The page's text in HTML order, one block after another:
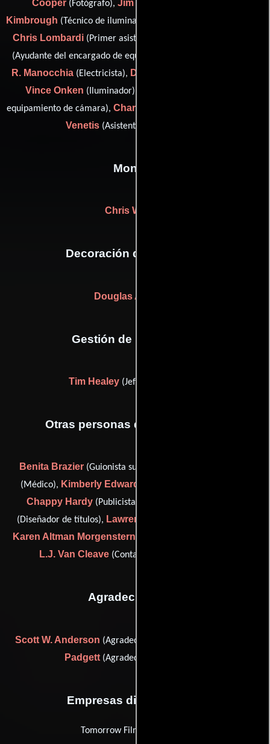
Cooper (Fotógrafo), Jim Grce
Kimbrough (Técnico de iluminación),
Chris Lombardi(Primer asistente de cámara),
(Ayudante del encargado de equipamientos de cámara),
R. Manocchia(Electricista), David W. Nims
Vince Onken (Iluminador),
equipamiento de cámara), Charles Smith
Venetis (Asistente de electricidad)
Montaje
Chris Wimble
Decoración de escenario
Douglas A. Mowat
Gestión de producción
Tim Healey (Jefe de producción)
Otras personas que participaron
Benita Brazier(Guionista supervisor),
(Médico), Kimberly Edwards
Chappy Hardy(Publicista de unidad),
(Diseñador de títulos), Lawrence Miller
Karen Altman Morgenstern
L.J. Van Cleave (Contador de post-producción)
Agradecimientos
Scott W. Anderson (Agradecimiento especial) y
Padgett(Agradecimiento especial)
Empresas distribuidoras
Tomorrow Film Corporation